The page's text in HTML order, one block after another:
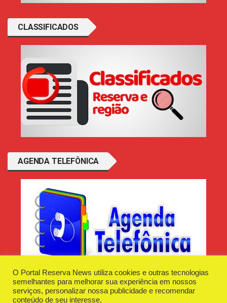
CLASSIFICADOS
AGENDA TELEFÔNICA
O Portal Reserva News utiliza cookies e outras tecnologias
semelhantes para melhorar sua experiência em nossos
serviços, personalizar nossa publicidade e recomendar
conteúdo de seu interesse.